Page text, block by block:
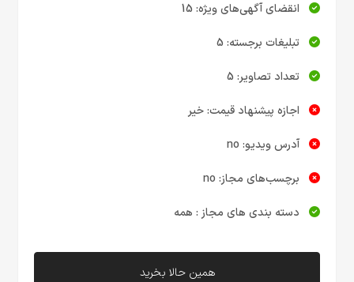
انقضای آگهی‌های ویژه: 15
تبلیغات برجسته: 5
تعداد تصاویر: 5
اجازه پیشنهاد قیمت: خیر
آدرس ویدیو: no
برچسب‌های مجاز: no
دسته بندی های مجاز : همه
همین حالا بخرید